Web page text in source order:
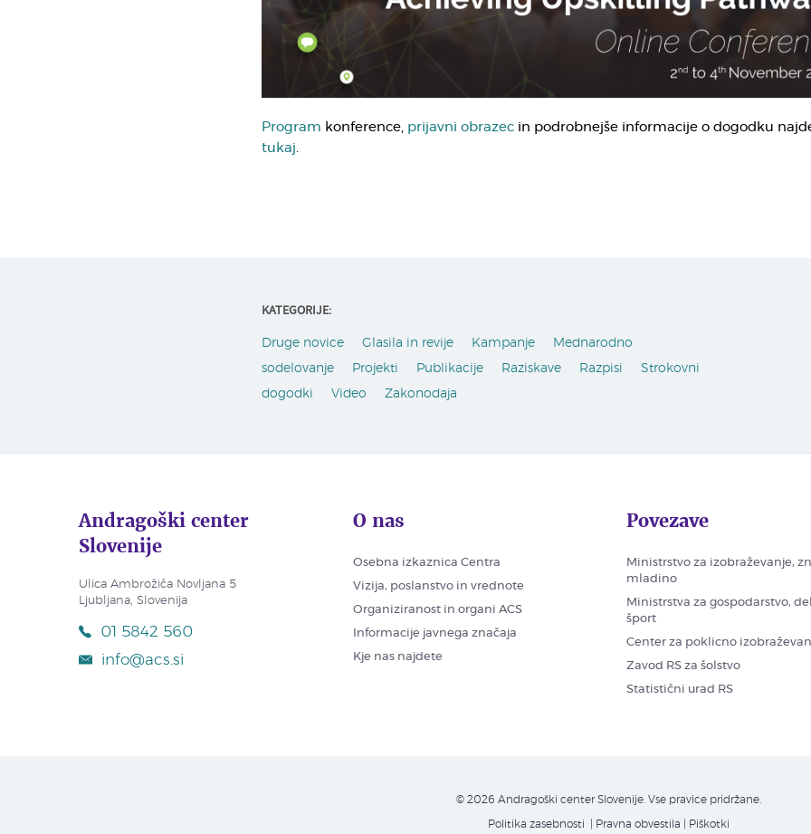
Program konference, prijavni obrazecin podrobnejše informacije o dogodku
tukaj
KATEGORIJE:
Druge novice Glasila in revije Kampanje
Mednarodno
sodelovanje
Projekti Publikacije Raziskave Razpisi
Strokovni
dogodki
Video Zakonodaja
Andragoški center
Slovenije
Ulica Ambrožiča Novljana 5
Ljubljana, Slovenija
01 5842 560
info@acs.si
O nas
Osebna izkaznica Centra
Vizija, poslanstvo in vrednote
Organiziranost in organi ACS
Informacije javnega značaja
Kje nas najdete
Povezave
Ministrstvo za izobraževanje,
mladino
Ministrstva za gospodarstvo,
šport
Center za poklicno
Zavod RS za šolstvo
Statistični urad RS
© 2026 Andragoški center Slovenije. Vse pravice pridržane.
Politika zasebnosti | Pravna obvestila Piškotki